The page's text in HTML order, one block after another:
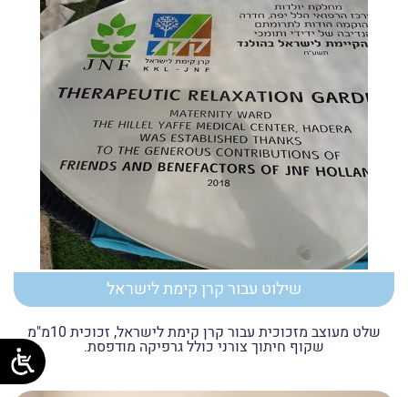
שילוט עבור קרן קימת לישראל
שלט מעוצב מזכוכית עבור קרן קימת לישראל, זכוכית 10מ"מ
שקוף חיתוך צורני כולל גרפיקה מודפסת.